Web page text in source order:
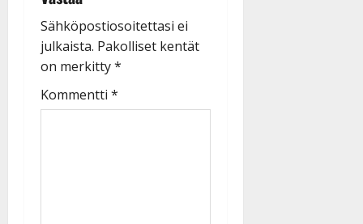
Sähköpostiosoitettasi ei
julkaista. Pakolliset kentät
on merkitty*
Kommentti *